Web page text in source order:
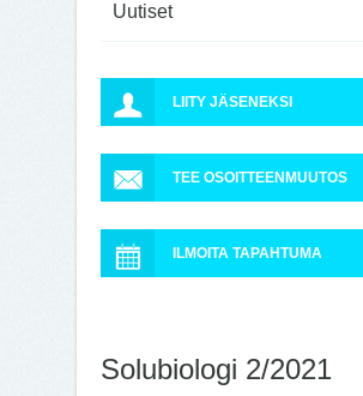
Uutiset
LIITY JÄSENEKSI
TEE OSOITTEENMUUTOS
ILMOITA TAPAHTUMA
Solubiologi 2/2021